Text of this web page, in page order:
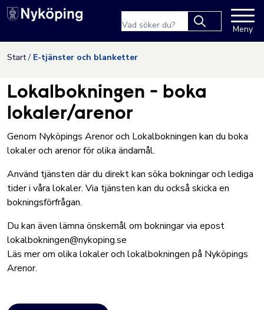
Hoppa till innehåll
Nyköpings kommuns
results.
Meny
Start E-tjänster och blanketter
Lokalbokningen - boka
lokaler/arenor
Genom Nyköpings Arenor och Lokalbokningen kan du boka
lokaler och arenor för olika ändamål.
Använd tjänsten där du direkt kan söka bokningar och lediga
tider i våra lokaler. Via tjänsten kan du också skicka en
bokningsförfrågan.
Du kan även lämna önskemål om bokningar via epost
lokalbokningen@nykoping.se
Läs mer om olika lokaler och lokalbokningen på Nyköpings
Arenor.